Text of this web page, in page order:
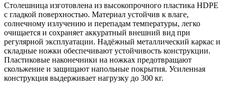
Столешница изготовлена из высокопрочного пластика HDPE
с гладкой поверхностью. Материал устойчив к влаге,
солнечному излучению и перепадам температуры, легко
очищается и сохраняет аккуратный внешний вид при
регулярной эксплуатации. Надёжный металлический каркас и
складные ножки обеспечивают устойчивость конструкции.
Пластиковые наконечники на ножках предотвращают
скольжение и защищают напольные покрытия. Усиленная
конструкция выдерживает нагрузку до 300 кг.